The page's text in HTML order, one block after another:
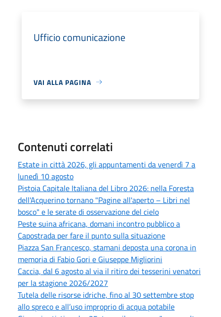
Ufficio comunicazione
VAI ALLA PAGINA
Contenuti correlati
Estate in città 2026, gli appuntamenti da venerdì 7 a
lunedì 10 agosto
Pistoia Capitale Italiana del Libro 2026: nella Foresta
dell'Acquerino tornano "Pagine all'aperto – Libri nel
bosco" e le serate di osservazione del cielo
Peste suina africana, domani incontro pubblico a
Capostrada per fare il punto sulla situazione
Piazza San Francesco, stamani deposta una corona in
memoria di Fabio Gori e Giuseppe Migliorini
Caccia, dal 6 agosto al via il ritiro dei tesserini venatori
per la stagione 2026/2027
Tutela delle risorse idriche, fino al 30 settembre stop
allo spreco e all’uso improprio di acqua potabile